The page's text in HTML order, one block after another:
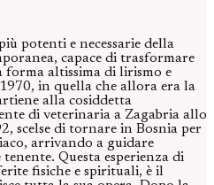
potenti e necessarie della
capace di trasformare
altissima di lirismo e
in quella che allora era la
alla cosiddetta
di veterinaria a Zagabria allo
scelse di tornare in Bosnia per
arrivando a guidare
Questa esperienza di
fisiche e spirituali, è il